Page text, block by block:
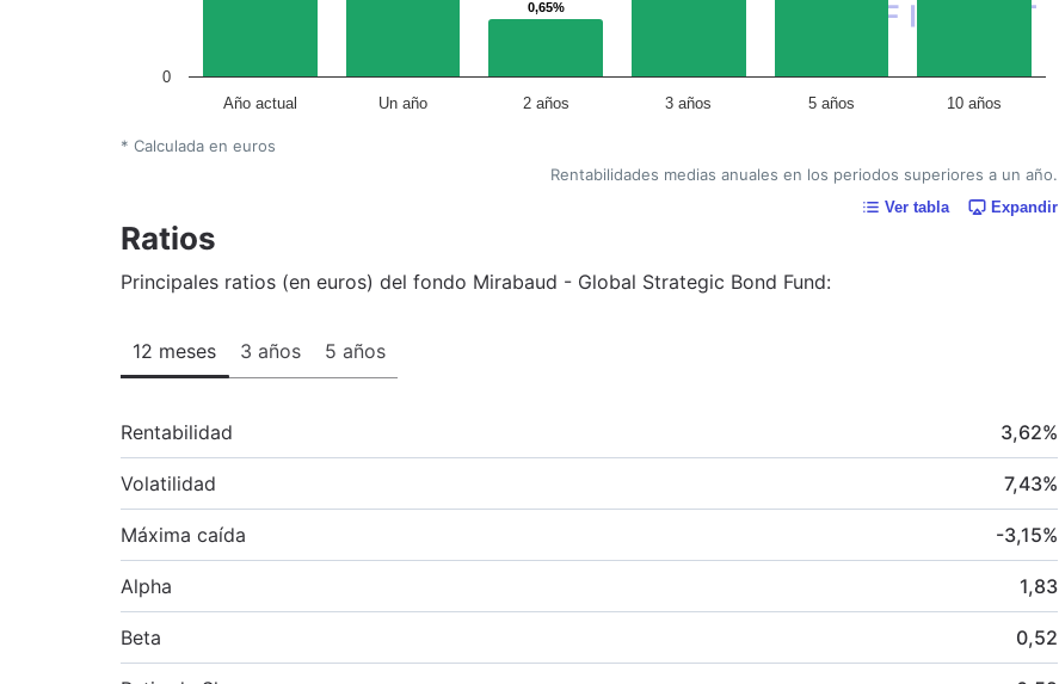
0,65%
0,65%
Año actual Un año 2 años 3 años 5 años 10 años
0
* Calculada en euros
Rentabilidades medias anuales en los periodos superiores a un año.
Ver tabla Expandir
Ratios
Principales ratios (en euros) del fondo Mirabaud - Global Strategic Bond Fund:
12 meses 3 años 5 años
Rentabilidad 3,62%
Volatilidad 7,43%
Máxima caída -3,15%
Alpha 1,83
Beta 0,52